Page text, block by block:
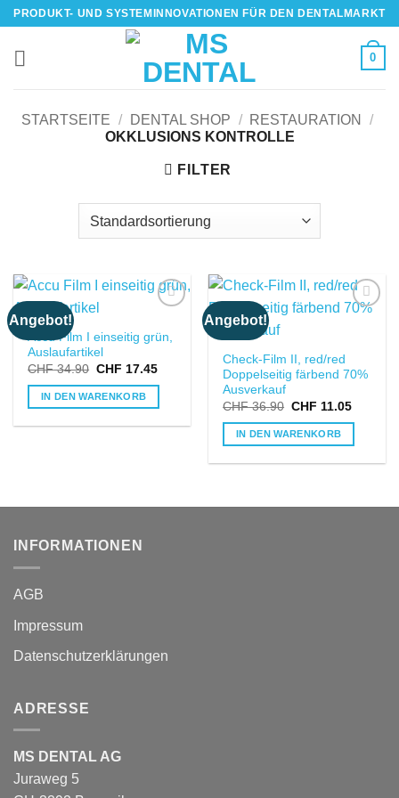
Skip
content
PRODUKT- UND SYSTEMINNOVATIONEN FÜR DEN DENTALMARKT
0
STARTSEITE / DENTAL SHOP / RESTAURATION
/
OKKLUSIONS KONTROLLE
FILTER
Angebot!
WUNSCHLISTE
Accu Film I einseitig grün,
Auslaufartikel
CHF34.90 Ursprünglicher
war:
CHF 34.90
CHF 17.45Aktueller
ist:
IN DEN WARENKORB
Angebot!
Check-Film II, red/red
Doppelseitig färbend 70%
Ausverkauf
CHF36.90 Ursprünglicher
war:
CHF 36.90
CHF 11.05
ist:
IN DEN WARENKORB
INFORMATIONEN
AGB
Impressum
Datenschutzerklärungen
ADRESSE
MS DENTAL AG
Juraweg 5